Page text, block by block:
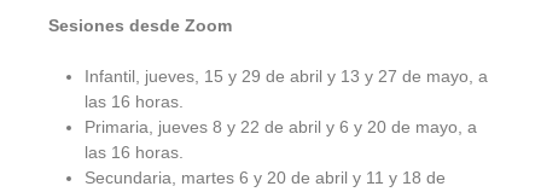
Sesiones desde Zoom
Infantil, jueves, 15 y 29 de abril y 13 y 27 de mayo, a
las 16 horas.
Primaria, jueves 8 y 22 de abril y 6 y 20 de mayo, a
las 16 horas.
Secundaria, martes 6 y 20 de abril y 11 y 18 de